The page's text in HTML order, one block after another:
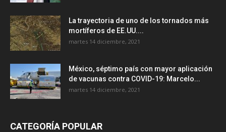
La trayectoria de uno de los tornados más
mortíferos de EE.UU....
martes 14 diciembre, 2021
México, séptimo país con mayor aplicación
de vacunas contra COVID-19: Marcelo...
martes 14 diciembre, 2021
CATEGORÍA POPULAR